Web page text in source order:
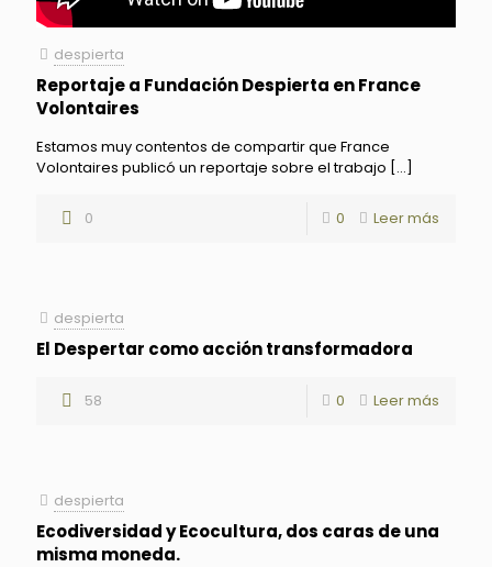
despierta
Reportaje a Fundación Despierta en France
Volontaires
Estamos muy contentos de compartir que France
Volontaires publicó un reportaje sobre el trabajo […]
0 0 Leer más
despierta
El Despertar como acción transformadora
58 0 Leer más
despierta
Ecodiversidad y Ecocultura, dos caras de una
misma moneda.